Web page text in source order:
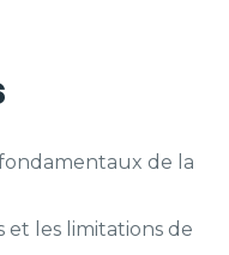
de la
et les limitations de